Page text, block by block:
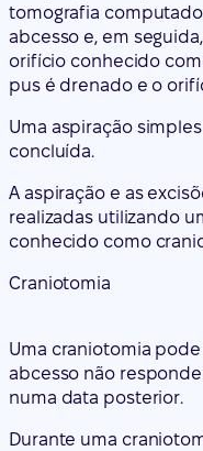
tomografia
abcesso e, em
orifício conhecido
pus é drenado e o
Uma aspiração
concluída.
A aspiração e as
realizadas utilizando
conhecido como
Craniotomia
Uma craniotomia
abcesso não
numa data posterior.
Durante uma